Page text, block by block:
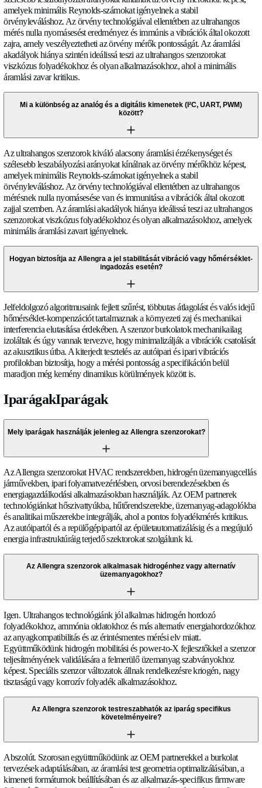
fenntartja a pontosságot a termikus működési
Milyen előnyöket kínál az ultrahangos technológia
áramlásméréstechnológiákhoz képest?
Az ultrahangos szenzorok kiváló leszabályozási arányokat,
interferenciával szemben, ellentétben az elektromágneses
mérőkkel. A mozgó alkatrészek hiánya kiküszöböli a
meghosszabbítja a szervizintervallumokat és csökkenti a
költséget a mechanikus mérőkhöz képest. Az ultrahangos
teljesítményt nyújt kétirányú és alacsony áramlású
más módszerek nehézségekkel küzdenek a pontosság vagy
megismételhetőség terén.
Hogyan viszonyulnak az ultrahangos szenzorok az
áramlásmérőkhöz?
Az ultrahangos szenzorok kiváló alacsony áramlási
szélesebb leszabályozási arányokat kínálnak az örvény
amelyek minimális Reynolds-számokat igényelnek a stabil
örvényleváláshoz. Az örvény technológiával ellentétben az
mérés nulla nyomásesést eredményez és immúnis a
zajra, amely veszélyeztetheti az örvény mérők pontosságát.
akadályok hiánya szintén ideálissá teszi az ultrahangos
viszkózus folyadékokhoz és olyan alkalmazásokhoz, ahol a
áramlási zavar kritikus.
Mi a különbség az analóg és a digitális kimenetek (I²C,
között?
Az ultrahangos szenzorok kiváló alacsony áramlási
szélesebb leszabályozási arányokat kínálnak az örvény
amelyek minimális Reynolds-számokat igényelnek a stabil
örvényleváláshoz. Az örvény technológiával ellentétben az
mérésnek nulla nyomásesése van és immunitása a vibrációk
zajjal szemben. Az áramlási akadályok hiánya ideálissá teszi
szenzorokat viszkózus folyadékokhoz és olyan
minimális áramlási zavart igényelnek.
Hogyan biztosítja az Allengra a jel stabilitását vibráció vagy
ingadozás esetén?
Jelfeldolgozó algoritmusaink fejlett szűrést, többutas
interferencia elutasítása érdekében. A szenzor burkolatok
izoláltak és úgy vannak tervezve, hogy minimalizálják a
az akusztikus útba. A kiterjedt tesztelés az autóipari és ipari
profilokban biztosítja, hogy a mérési pontosság a